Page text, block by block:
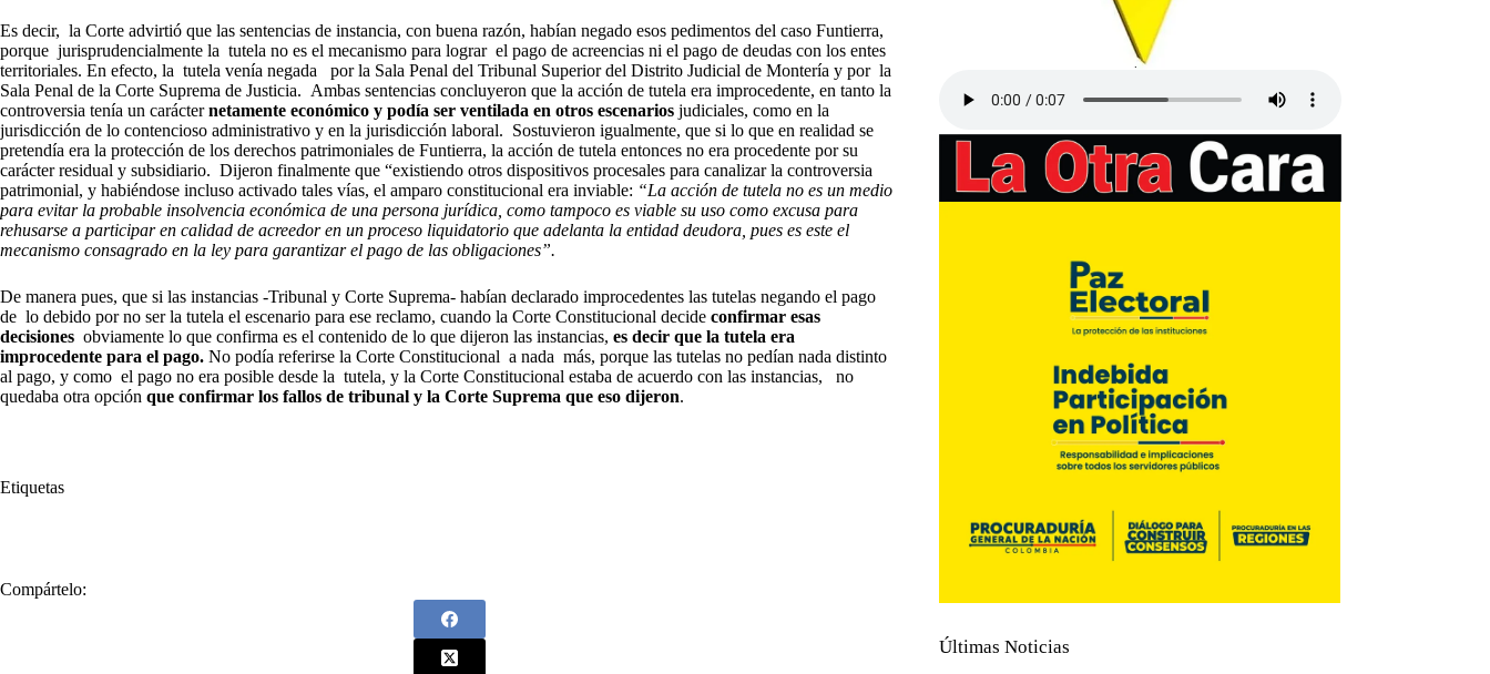
Es decir, la Corte advirtió que las sentencias de instancia, con buena razón, habían negado esos pedimentos del caso Funtierra,
porque jurisprudencialmente la tutela no es el mecanismo para lograr el pago de acreencias ni el pago de deudas con los entes
territoriales. En efecto, la tutela venía negada por la Sala Penal del Tribunal Superior del Distrito Judicial de Montería y por la
Sala Penal de la Corte Suprema de Justicia. Ambas sentencias concluyeron que la acción de tutela era improcedente, en tanto la
controversia tenía un carácternetamente económico y podía ser ventilada en otros escenarios judiciales, como en la
jurisdicción de lo contencioso administrativo y en la jurisdicción laboral. Sostuvieron igualmente, que si lo que en realidad se
pretendía era la protección de los derechos patrimoniales de Funtierra, la acción de tutela entonces no era procedente por su
carácter residual y subsidiario. Dijeron finalmente que “existiendo otros dispositivos procesales para canalizar la controversia
patrimonial, y habiéndose incluso activado tales vías, el amparo constitucional era inviable: “La acción de tutela no es un medio
para evitar la probable insolvencia económica de una persona jurídica, como tampoco es viable su uso como excusa para
rehusarse a participar en calidad de acreedor en un proceso liquidatorio que adelanta la entidad deudora, pues es este el
mecanismo consagrado en la ley para garantizar el pago de las obligaciones”.
De manera pues, que si las instancias -Tribunal y Corte Suprema- habían declarado improcedentes las tutelas negando el pago
de lo debido por no ser la tutela el escenario para ese reclamo, cuando la Corte Constitucional decide confirmar esas
decisiones obviamente lo que confirma es el contenido de lo que dijeron las instancias, es decir que la tutela era
improcedente para el pago. No podía referirse la Corte Constitucional a nada más, porque las tutelas no pedían nada distinto
al pago, y como el pago no era posible desde la tutela, y la Corte Constitucional estaba de acuerdo con las instancias, no
quedaba otra opción que confirmar los fallos de tribunal y la Corte Suprema que eso dijeron.
Etiquetas
Compártelo:
Últimas Noticias